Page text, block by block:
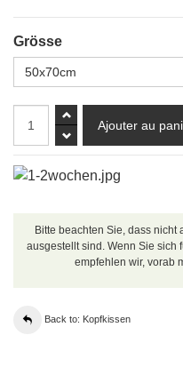
Grösse
50x70cm
Bitte beachten Sie, dass
ausgestellt sind. Wenn Sie sich
empfehlen wir, vorab
Back to: Kopfkissen